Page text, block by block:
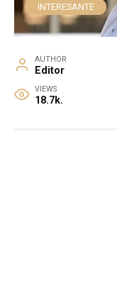
INTERESANTE
AUTHOR
Editor
VIEWS
18.7k.